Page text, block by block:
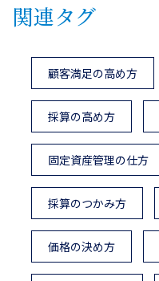
関連タグ
顧客満足の高め方
採算の高め方
固定資産管理の仕方
採算のつかみ方
価格の決め方